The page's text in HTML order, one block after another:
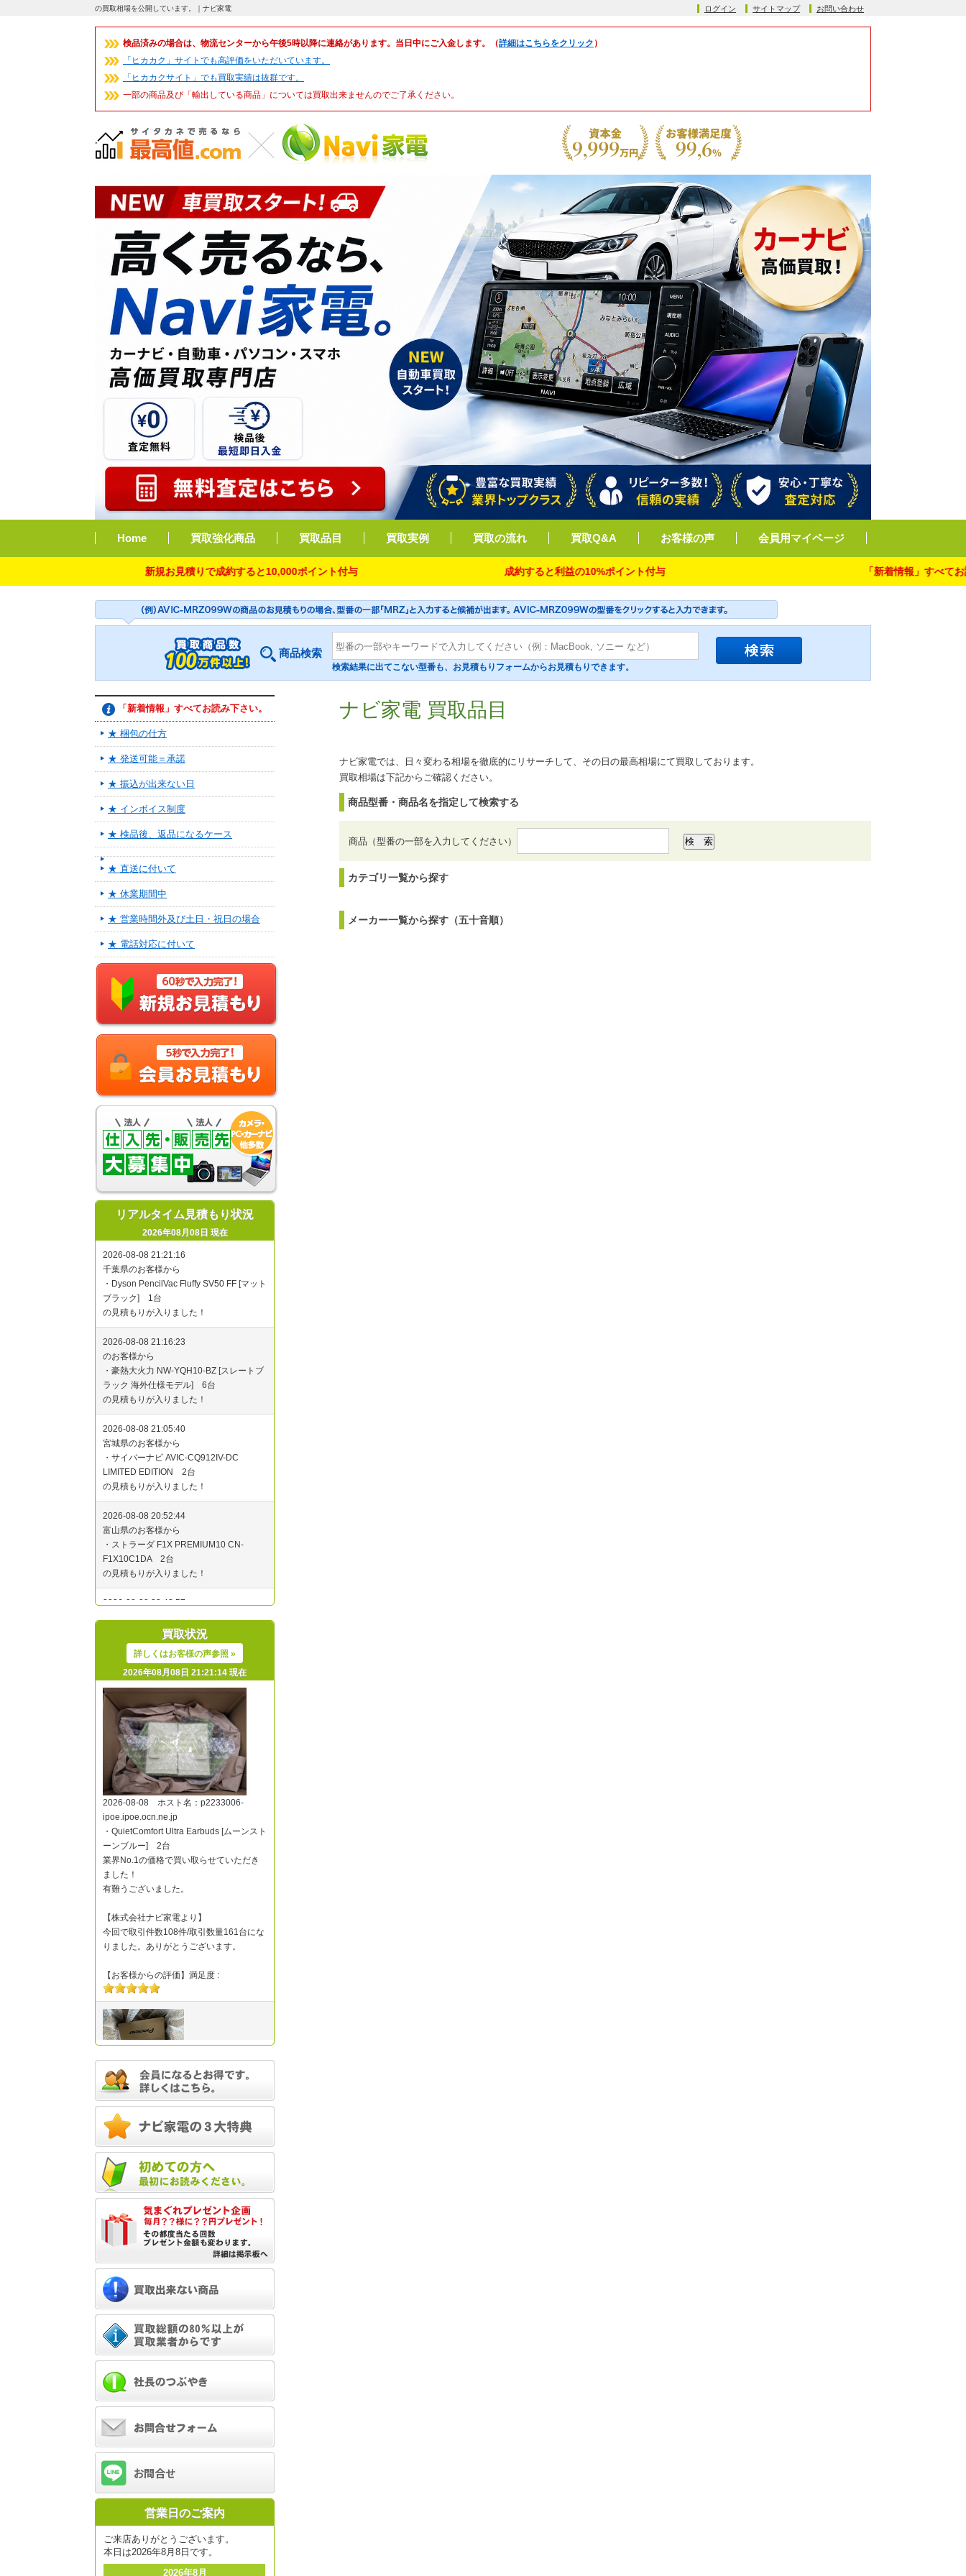
の買取相場を公開しています。｜ナビ家電 ログイン サイトマップ お問い合わせ
検品済みの場合は、物流センターから午後5時以降に連絡があります。当日中にご入金します。（詳細はこちらをクリック ）
「ヒカカク」サイトでも高評価をいただいています。
「ヒカカクサイト」でも買取実績は抜群です。
一部の商品及び「輸出している商品」については買取出来ませんのでご了承ください。
Home 買取強化商品 買取品目 買取実例 買取の流れ 買取Q&A お客様の声 会員用マイページ
新規お見積りで成約すると10,000ポイント付与 成約すると利益の10%ポイント付与 「新着情報」すべてお読み下
商品検索
検索結果に出てこない型番も、お見積もりフォームからお見積もりできます。
ナビ家電 買取品目
ナビ家電では、日々変わる相場を徹底的にリサーチして、その日の最高相場にて買取しております。
買取相場は下記からご確認ください。
商品型番・商品名を指定して検索する
商品（型番の一部を入力してください）
カテゴリ一覧から探す
メーカー一覧から探す（五十音順）
「新着情報」すべてお読み下さい。
★ 梱包の仕方
★ 発送可能＝承諾
★ 振込が出来ない日
★ インボイス制度
★ 検品後、返品になるケース
★ 直送に付いて
★ 休業期間中
★ 営業時間外及び土日・祝日の場合
★ 電話対応に付いて
リアルタイム見積もり状況
2026年08月08日 現在
買取状況
詳しくはお客様の声参照 »
2026年08月08日 21:21:14 現在
営業日のご案内
ご来店ありがとうございます。
本日は2026年8月8日です。
2026年8月